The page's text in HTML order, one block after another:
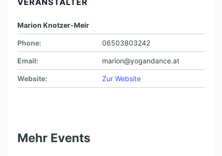
Marion Knotzer-Meir
Phone: 06503803242
Email: marion@yogandance.at
Website: Zur Website
Mehr Events